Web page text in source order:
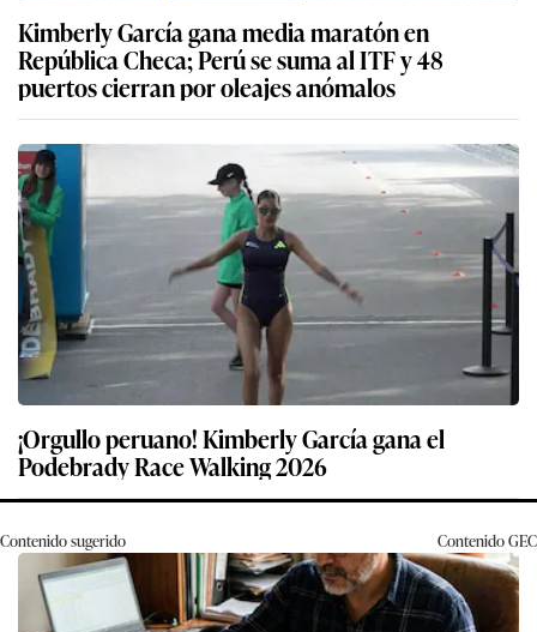
Kimberly García gana media maratón en
República Checa; Perú se suma al ITF y 48
puertos cierran por oleajes anómalos
¡Orgullo peruano! Kimberly García gana el
Podebrady Race Walking 2026
Contenido sugerido ContenidoGEC